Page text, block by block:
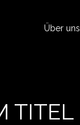
Über uns
TITEL